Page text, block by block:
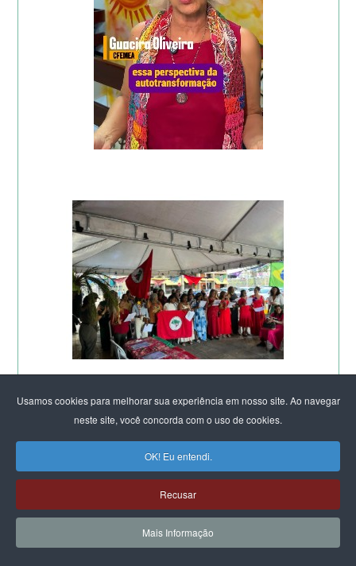
Usamos cookies para melhorar sua experiência em nosso site. Ao navegar
neste site, você concorda com o uso de cookies.
OK! Eu entendi.
Recusar
Mais Informação